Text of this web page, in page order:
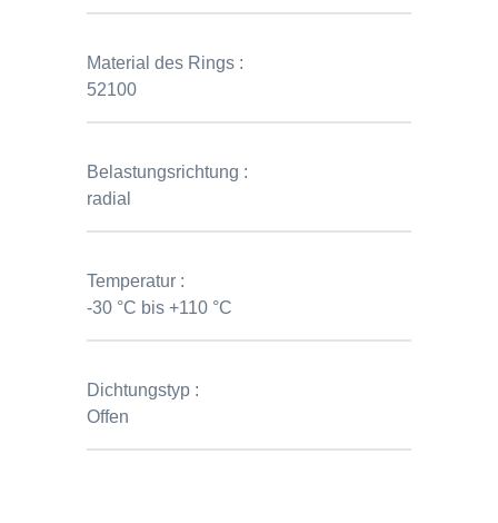
Material des Rings :
52100
Belastungsrichtung :
radial
Temperatur :
-30 °C bis +110 °C
Dichtungstyp :
Offen